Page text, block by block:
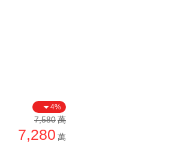
4%
7,580萬
7,280 萬